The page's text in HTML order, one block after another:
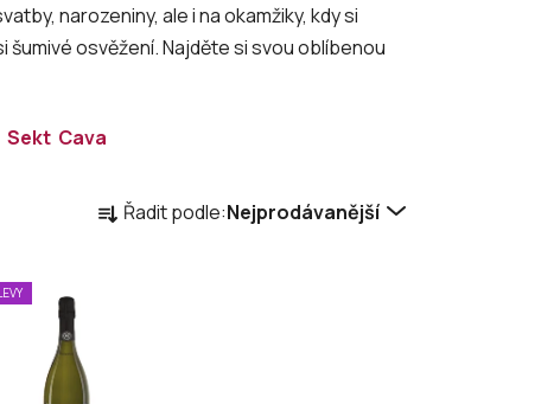
narozeniny, ale i na okamžiky, kdy si
osvěžení. Najděte si svou oblíbenou
Sekt Cava
a Řadit podle:Nejprodávanější